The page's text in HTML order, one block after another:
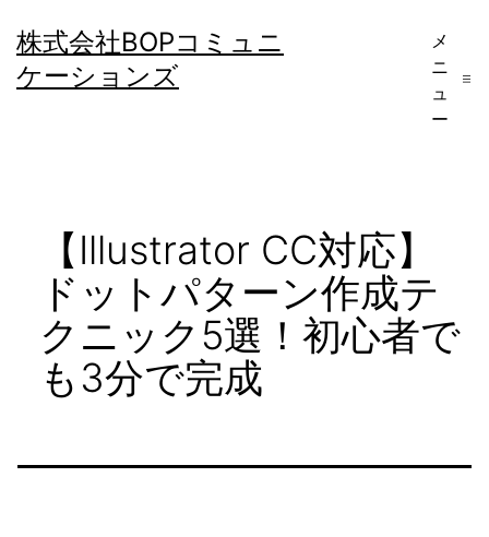
ン
テ
株式会社BOPコミュニ
ケーションズ
メ
ニ
ュ
ー
【Illustrator CC対応】
ドットパターン作成テ
クニック5選！初心者で
も3分で完成